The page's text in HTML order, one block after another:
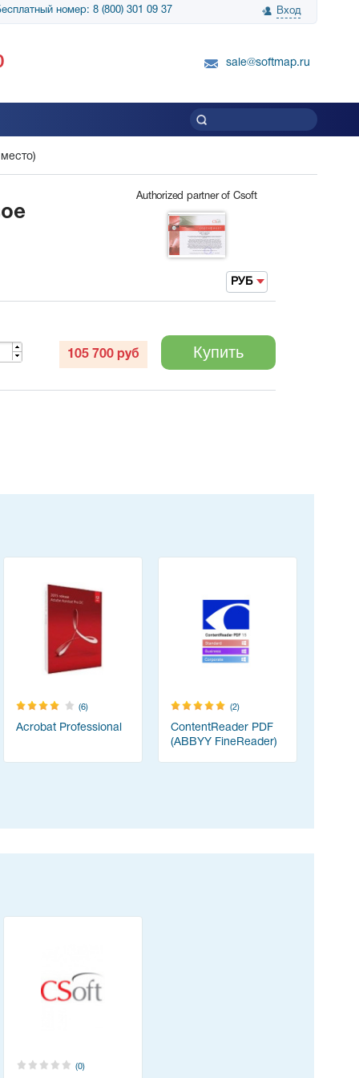
номер: 8 (800) 301 09 37 Вход
SnapGene...
благодарность SoftMap за помощь в
sale@softmap.ru
Authorized partner of Csoft
РУБ
105 700 руб Купить
(6)
Acrobat Professional
(2)
ContentReader PDF
(ABBYY FineReader)
(0)